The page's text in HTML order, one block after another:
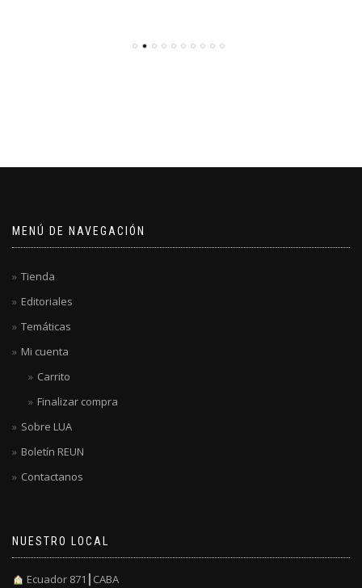
MENÚ DE NAVEGACIÓN
Tienda
Editoriales
Temáticas
Mi cuenta
Carrito
Finalizar compra
Sobre LUA
Boletín REUN
Contactanos
NUESTRO LOCAL
Ecuador 871┃CABA